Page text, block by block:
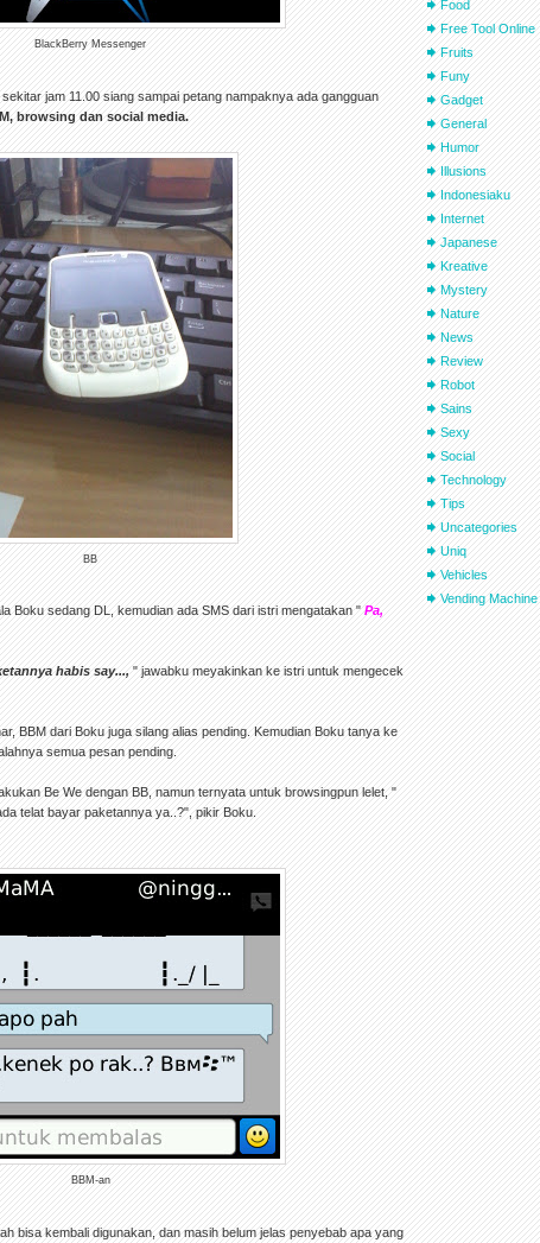
BlackBerry Messenger
jam 11.00 siang sampai petang nampaknya ada gangguan
browsing dan social media.
BB
Boku sedang DL, kemudian ada SMS dari istri mengatakan "Pa,
habis say...," jawabku meyakinkan ke istri untuk mengecek
BBM dari Boku juga silang alias pending. Kemudian Boku tanya ke
semua pesan pending.
Be We dengan BB, namun ternyata untuk browsingpun lelet, "
telat bayar paketannya ya..?", pikir Boku.
BBM-an
bisa kembali digunakan, dan masih belum jelas penyebab apa yang
Food
Free Tool Online
Fruits
Funy
Gadget
General
Humor
Illusions
Indonesiaku
Internet
Japanese
Kreative
Mystery
Nature
News
Review
Robot
Sains
Sexy
Social
Technology
Tips
Uncategories
Uniq
Vehicles
Vending Machine